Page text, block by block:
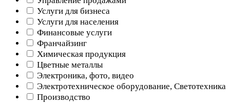
Услуги для бизнеса
Услуги для населения
Финансовые услуги
Франчайзинг
Химическая продукция
Цветные металлы
Электроника, фото, видео
Электротехническое оборудование, Светотехника
Производство